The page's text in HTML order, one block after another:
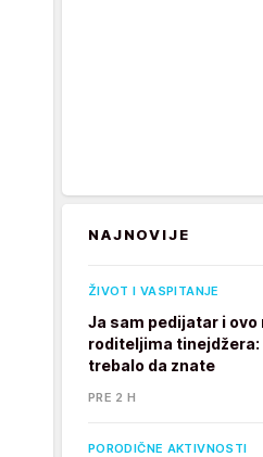
NAJNOVIJE
ŽIVOT I VASPITANJE
Ja sam pedijatar i ovo
roditeljima tinejdžera:
trebalo da znate
PRE 2 H
PORODIČNE AKTIVNOSTI